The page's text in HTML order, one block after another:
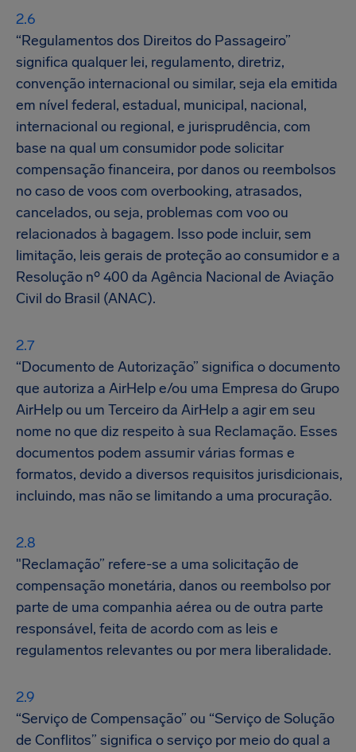
“Regulamentos dos Direitos do Passageiro”
significa qualquer lei, regulamento, diretriz,
convenção internacional ou similar, seja ela emitida
em nível federal, estadual, municipal, nacional,
internacional ou regional, e jurisprudência, com
base na qual um consumidor pode solicitar
compensação financeira, por danos ou reembolsos
no caso de voos com overbooking, atrasados,
cancelados, ou seja, problemas com voo ou
relacionados à bagagem. Isso pode incluir, sem
limitação, leis gerais de proteção ao consumidor e a
Resolução nº 400 da Agência Nacional de Aviação
Civil do Brasil (ANAC).
“Documento de Autorização” significa o documento
que autoriza a AirHelp e/ou uma Empresa do Grupo
AirHelp ou um Terceiro da AirHelp a agir em seu
nome no que diz respeito à sua Reclamação. Esses
documentos podem assumir várias formas e
formatos, devido a diversos requisitos jurisdicionais,
incluindo, mas não se limitando a uma procuração.
"Reclamação” refere-se a uma solicitação de
compensação monetária, danos ou reembolso por
parte de uma companhia aérea ou de outra parte
responsável, feita de acordo com as leis e
regulamentos relevantes ou por mera liberalidade.
“Serviço de Compensação” ou “Serviço de Solução
de Conflitos” significa o serviço por meio do qual a